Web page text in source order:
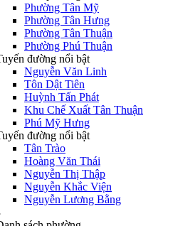
Phường Tân Mỹ
Phường Tân Hưng
Phường Tân Thuận
Phường Phú Thuận
đường nổi bật
Nguyễn Văn Linh
Tôn Dật Tiên
Huỳnh Tấn Phát
Khu Chế Xuất Tân Thuận
Phú Mỹ Hưng
đường nổi bật
Tân Trào
Hoàng Văn Thái
Nguyễn Thị Thập
Nguyễn Khắc Viện
Nguyễn Lương Bằng